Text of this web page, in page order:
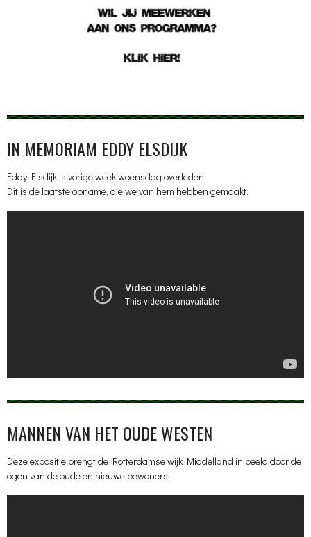
IN MEMORIAM EDDY ELSDIJK
Eddy Elsdijk is vorige week woensdag overleden.
Dit is de laatste opname, die we van hem hebben gemaakt.
MANNEN VAN HET OUDE WESTEN
Deze expositie brengt de Rotterdamse wijk Middelland in beeld door de
ogen van de oude en nieuwe bewoners.